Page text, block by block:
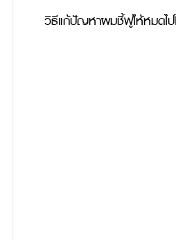
วิธีแก้ปัญหาผมชี้ฟูให้หมดไ